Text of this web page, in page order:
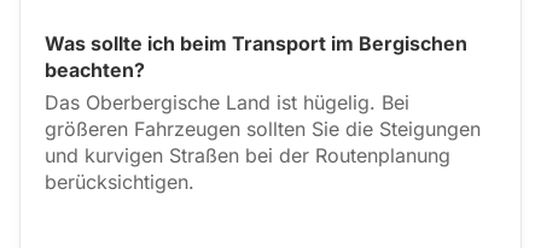
Was sollte ich beim Transport im Bergischen
beachten?
Das Oberbergische Land ist hügelig. Bei
größeren Fahrzeugen sollten Sie die Steigungen
und kurvigen Straßen bei der Routenplanung
berücksichtigen.